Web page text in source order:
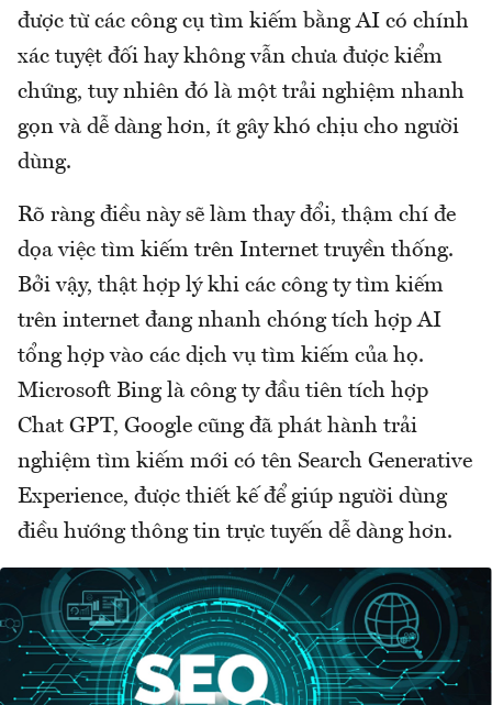
được từ các công cụ tìm kiếm bằng AI có chính
xác tuyệt đối hay không vẫn chưa được kiểm
chứng, tuy nhiên đó là một trải nghiệm nhanh
gọn và dễ dàng hơn, ít gây khó chịu cho người
dùng.
Rõ ràng điều này sẽ làm thay đổi, thậm chí đe
dọa việc tìm kiếm trên Internet truyền thống.
Bởi vậy, thật hợp lý khi các công ty tìm kiếm
trên internet đang nhanh chóng tích hợp AI
tổng hợp vào các dịch vụ tìm kiếm của họ.
Microsoft Bing là công ty đầu tiên tích hợp
Chat GPT, Google cũng đã phát hành trải
nghiệm tìm kiếm mới có tên Search Generative
Experience, được thiết kế để giúp người dùng
điều hướng thông tin trực tuyến dễ dàng hơn.